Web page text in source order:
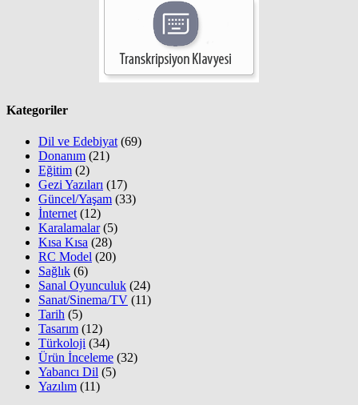
Kategoriler
Dil ve Edebiyat (69)
Donanım (21)
Eğitim (2)
Gezi Yazıları (17)
Güncel/Yaşam (33)
İnternet (12)
Karalamalar(5)
Kısa Kısa (28)
RC Model (20)
Sağlık (6)
Sanal Oyunculuk (24)
Sanat/Sinema/TV (11)
Tarih (5)
Tasarım (12)
Türkoloji (34)
Ürün İnceleme (32)
Yabancı Dil (5)
Yazılım (11)